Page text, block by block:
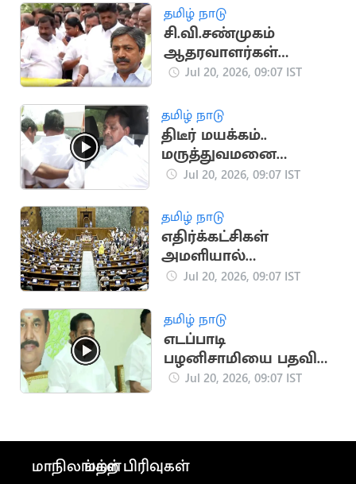
தமிழ் நாடு
சி.வி.சண்முகம்
ஆதரவாளர்கள்
கூண்டோடு ராஜினாமா
Jul 20, 2026, 09:07 IST
தமிழ் நாடு
திடீர் மயக்கம்..
மருத்துவமனை
விரையும் அனிதா
Jul 20, 2026, 09:07 IST
தமிழ் நாடு
எதிர்க்கட்சிகள்
அமளியால்
மாநிலங்களவை நாள்
ஒத்திவைப்பு
Jul 20, 2026, 09:07 IST
தமிழ் நாடு
எடப்பாடி
பழனிசாமியை பதவி
விலகச்சொன்ன
Jul 20, 2026, 09:07 IST
மாநிலங்கள்மற்ற பிரிவுகள்